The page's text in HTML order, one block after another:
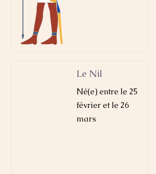
Le Nil​
Né(e) entre le 25
février et le 26
mars